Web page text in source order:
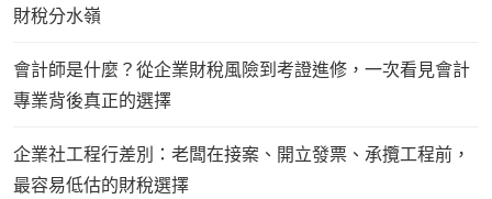
財稅分水嶺
會計師是什麼？從企業財稅風險到考證進修，一次看見會計
專業背後真正的選擇
企業社工程行差別：老闆在接案、開立發票、承攬工程前，
最容易低估的財稅選擇